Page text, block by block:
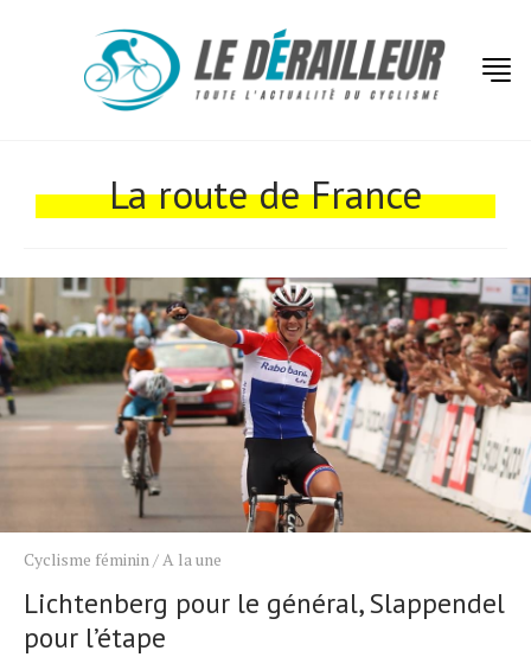
La route de France
Cyclisme féminin/A la une
Lichtenberg pour le général, Slappendel
pour l’étape